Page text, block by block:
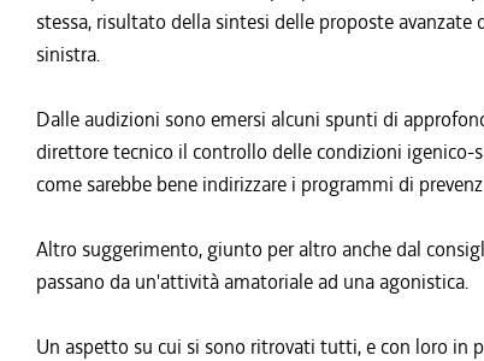
stessa, risultato della sintesi delle proposte
sinistra.
Dalle audizioni sono emersi alcuni spunti di
direttore tecnico il controllo delle condizioni igenico-
come sarebbe bene indirizzare i programmi di
Altro suggerimento, giunto per altro anche dal
passano da un'attività amatoriale ad una agonistica.
Un aspetto su cui si sono ritrovati tutti, e con loro in